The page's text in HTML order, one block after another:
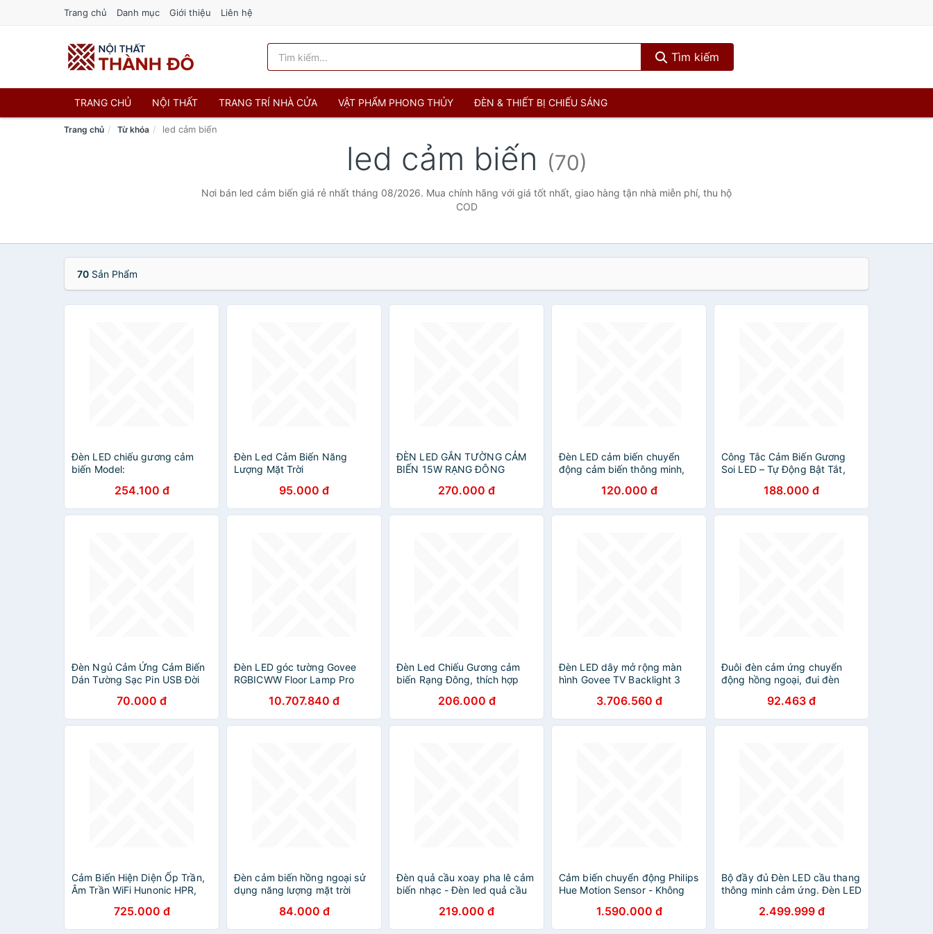
Trang chủ Danh mục Giới thiệu Liên hệ
Tìm kiếm
TRANG CHỦ NỘI THẤT TRANG TRÍ NHÀ CỬA VẬT PHẨM PHONG THỦY ĐÈN & THIẾT BỊ CHIẾU SÁNG
Trang chủ Từ khóa led cảm biến
led cảm biến (70)
Nơi bán led cảm biến giá rẻ nhất tháng 08/2026. Mua chính hãng với giá tốt nhất, giao hàng tận nhà miễn phí, thu hộ
COD
70 Sản Phẩm
Đèn LED chiếu gương cảm
biến Model:
254.100 đ
Đèn Led Cảm Biến Năng
Lượng Mặt Trời
95.000 đ
ĐÈN LED GẮN TƯỜNG CẢM
BIẾN 15W RẠNG ĐÔNG
270.000 đ
Đèn LED cảm biến chuyển
động cảm biến thông minh,
USB đời mới, dán tường, tủ
quần áo, cầu thang, phòng
ngủ… Cảm Ứng không dây
120.000 đ
Công Tắc Cảm Biến Gương
Soi LED – Tự Động Bật Tắt,
188.000 đ
Đèn Ngủ Cảm Ứng Cảm Biến
Dán Tường Sạc Pin USB Đời
70.000 đ
Đèn LED góc tường Govee
RGBICWW Floor Lamp Pro
kết hợp tiếng ồn trắng
10.707.840 đ
Đèn Led Chiếu Gương cảm
biến Rạng Đông, thích hợp
hoặc gương phòng tắm
206.000 đ
Đèn LED dây mở rộng màn
hình Govee TV Backlight 3
biến màu sắc mượt mà
3.706.560 đ
Đuôi đèn cảm ứng chuyển
động hồng ngoại, đui đèn
92.463 đ
Cảm Biến Hiện Diện Ốp Trần,
Âm Trần WiFi Hunonic HPR,
Chính Xác Người, Bật Tắt Đèn
Tự Động
725.000 đ
Đèn cảm biến hồng ngoại sử
dụng năng lượng mặt trời
84.000 đ
Đèn quả cầu xoay pha lê cảm
biến nhạc - Đèn led quả cầu
điều khiển kết nối Bluetooth
219.000 đ
Cảm biến chuyển động Philips
Hue Motion Sensor - Không
1.590.000 đ
Bộ đầy đủ Đèn LED cầu thang
thông minh cảm ứng. Đèn LED
thể con người2.499.999 đ